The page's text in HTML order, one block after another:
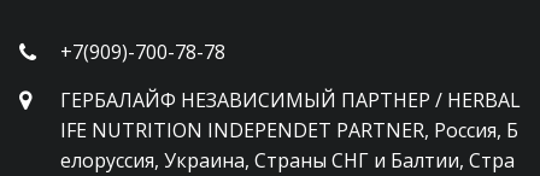
+7(909)-700-78-78
ГЕРБАЛАЙФ НЕЗАВИСИМЫЙ ПАРТНЕР / HERBAL
IFE NUTRITION INDEPENDET PARTNER, Россия, Б
елоруссия, Украина, Страны СНГ и Балтии, Стра